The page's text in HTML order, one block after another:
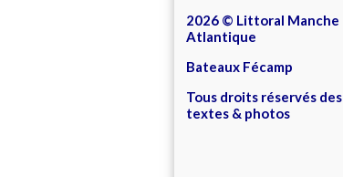
2026 © Littoral Manche
Atlantique
Bateaux Fécamp
Tous droits réservés des
textes & photos